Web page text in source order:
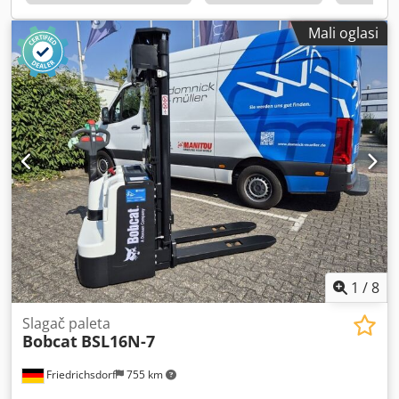
vilica: 60 mm ISO klasa: ISO klasa 4 = 5.000 - 10.000 kg Tip
jarma: Triplex Mjenjač: Konverter Brzinska klasa: 20 Stanje:
Novo Tehničko stanje: Novo Prednje gume tip:
Superelastične Prednje gume veličina: 300x15-18 Prednje
gume stanje: 80 - 100% Codpfoyldtqjx Aamsha Stražnje
gume tip: Superelastične Stražnje gume veličina: 7.00x12-
14 Stražnje gume stanje: 80 - 100% Bočni pomak vilica,
uređaj za podešavanje širine vilica, 3. ventil, 4. ventil,
radno svjetlo straga, radno svjetlo sprijeda, grijanje,
zaštitna rešetka za teret, potpuno zatvorena kabina, puni
slobodni hod, unutarnje ogledalo, rotirajuće svjetlo, brisač
stakla, kamera za vožnju unatrag, naslon za ruke s mini
ručicom – 4 hidrauličke funkcije, prebacivanje smjera
vožnje u naslonu za ruku.
Mali oglasi
1 /8
Friedrichsdorf 755 km
Slagač paleta
Bobcat BSL16N-7